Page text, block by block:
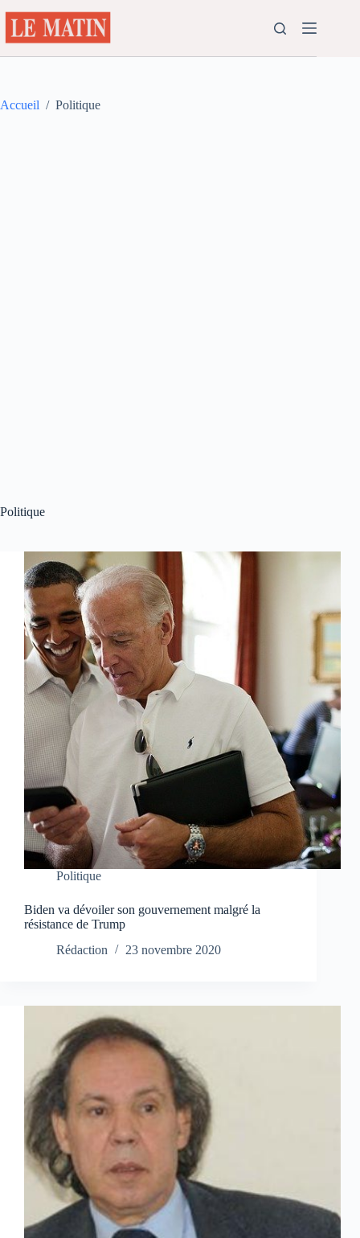
au
contenu
Accueil / Politique
Politique
Politique
Biden va dévoiler son gouvernement malgré la
résistance de Trump
Rédaction
23 novembre 2020